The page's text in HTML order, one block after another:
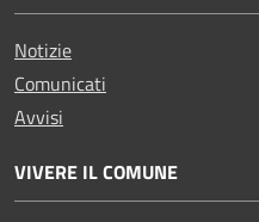
Notizie
Comunicati
Avvisi
VIVERE IL COMUNE